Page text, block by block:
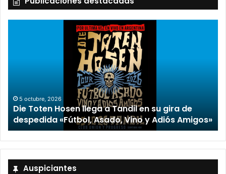
5 octubre, 2026
Die Toten Hosen llega a Tandil en su gira de
despedida «Fútbol, Asado, Vino y Adiós Amigos»
Auspiciantes